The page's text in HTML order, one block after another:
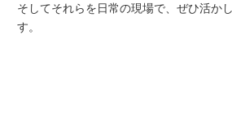
そしてそれらを日常の現場で、ぜひ活か
す。